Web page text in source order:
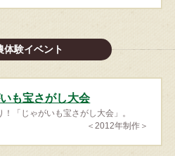
体験イベント
も宝さがし大会
！「じゃがいも宝さがし大会」。
＜2012年制作＞